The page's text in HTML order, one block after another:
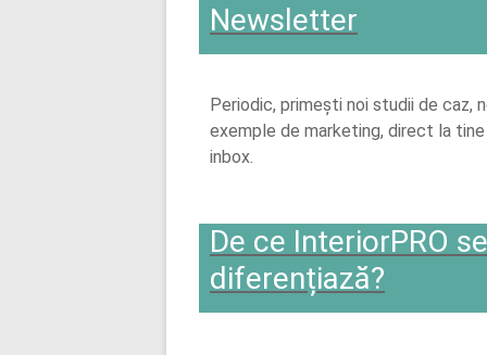
Newsletter
Periodic, primești noi studii de caz,
exemple de marketing, direct la tine
inbox.
De ce InteriorPRO se
diferențiază?